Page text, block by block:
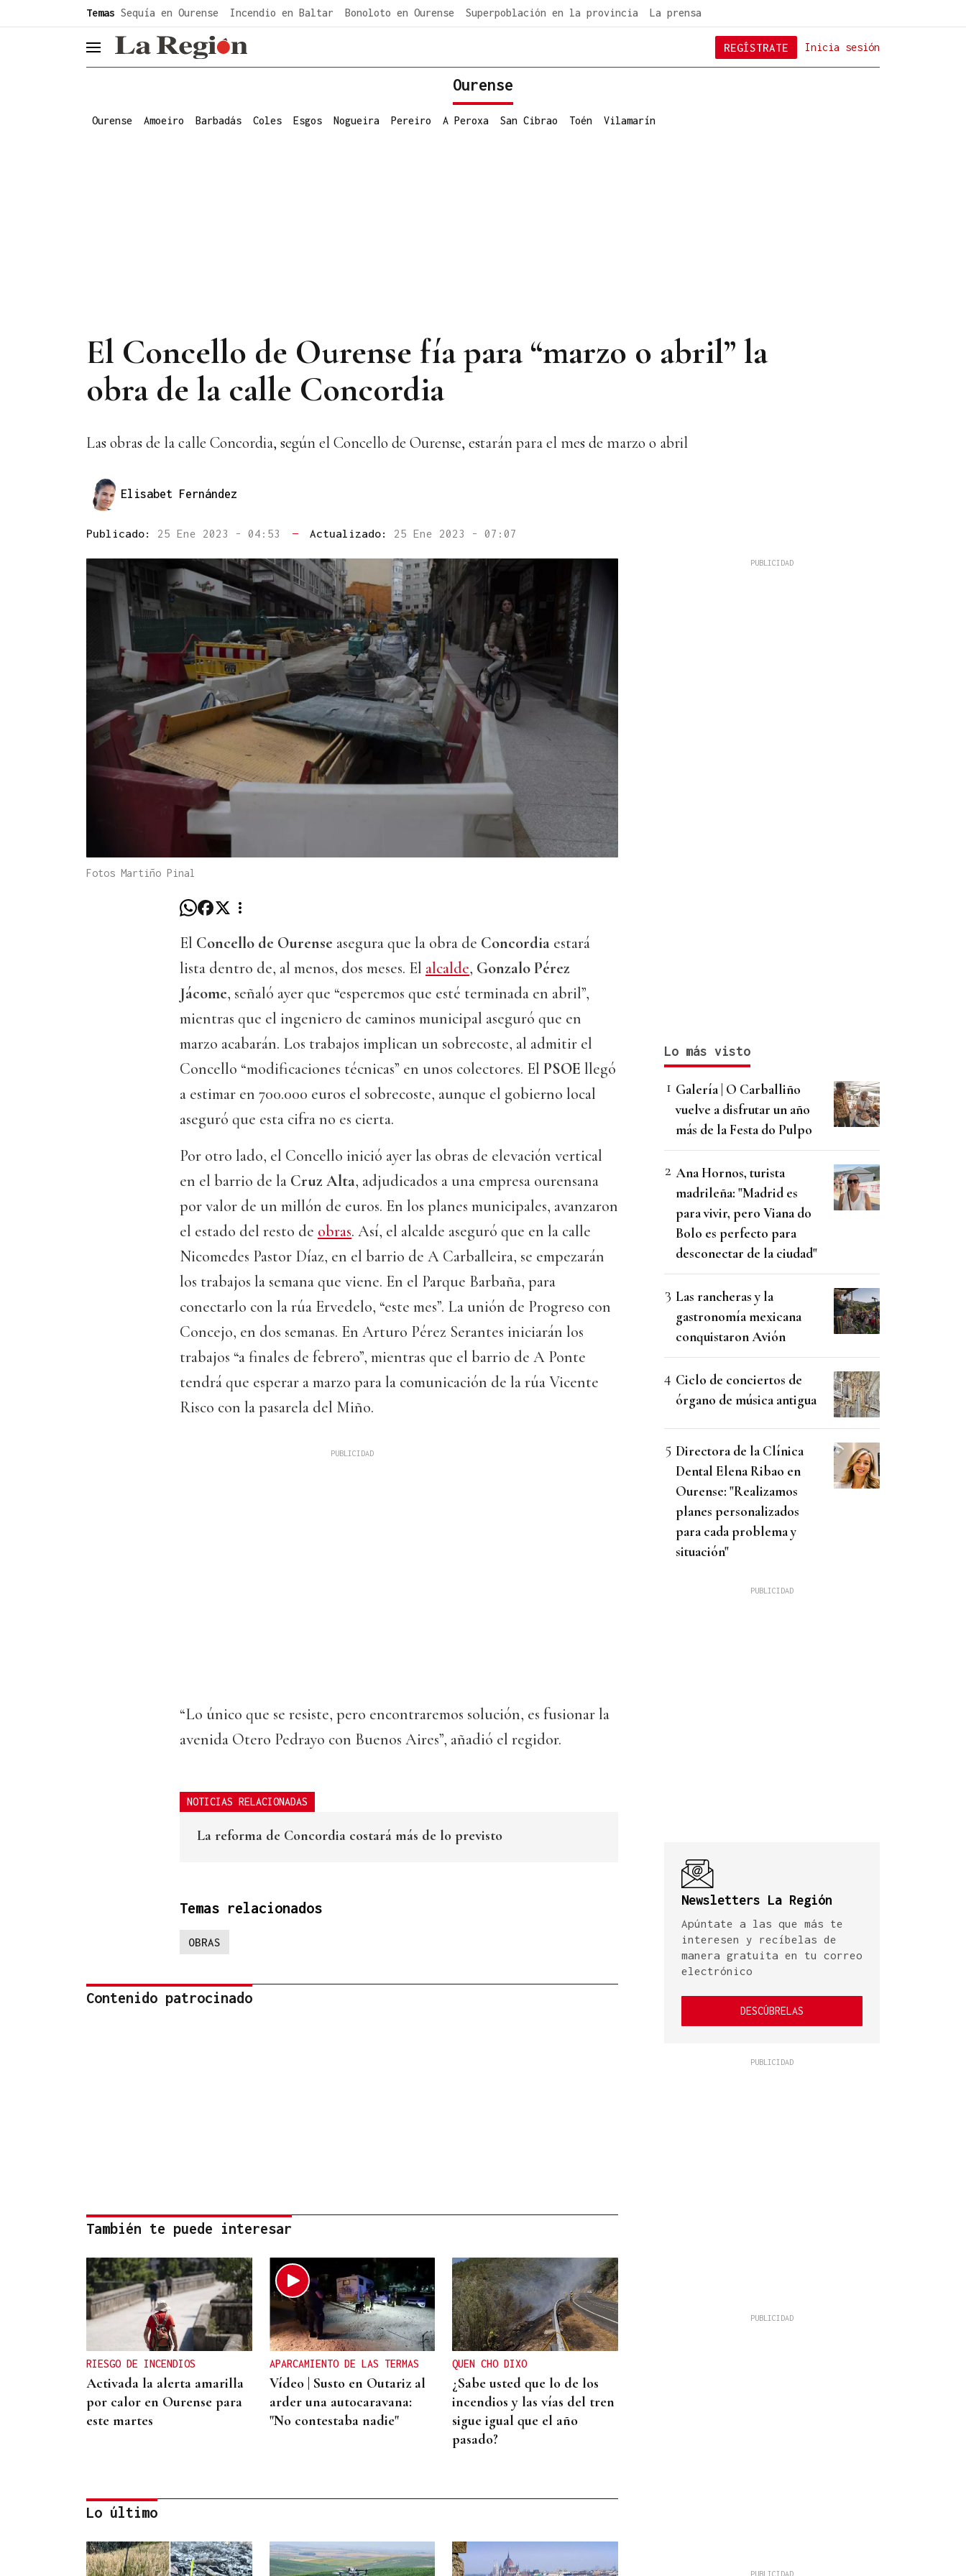
Temas Sequía en Ourense Incendio en Baltar Bonoloto en Ourense Superpoblación en la provincia La prensa
header.menu.open Inicia sesión
REGÍSTRATE
Ourense
Ourense Amoeiro Barbadás Coles Esgos Nogueira Pereiro A Peroxa San Cibrao Toén Vilamarín
El Concello de Ourense fía para “marzo o abril” la
obra de la calle Concordia
Las obras de la calle Concordia, según el Concello de Ourense, estarán para el mes de marzo o abril
Elisabet Fernández
Publicado: 25 Ene 2023 - 04:53 — Actualizado: 25 Ene 2023 - 07:07
Fotos Martiño Pinal
El Concello de Ourense asegura que la obra de Concordia estará
lista dentro de, al menos, dos meses. El alcalde, Gonzalo Pérez
Jácome, señaló ayer que “esperemos que esté terminada en abril”,
mientras que el ingeniero de caminos municipal aseguró que en
marzo acabarán. Los trabajos implican un sobrecoste, al admitir el
Concello “modificaciones técnicas” en unos colectores. El PSOE llegó
a estimar en 700.000 euros el sobrecoste, aunque el gobierno local
aseguró que esta cifra no es cierta.
Por otro lado, el Concello inició ayer las obras de elevación vertical
en el barrio de la Cruz Alta, adjudicados a una empresa ourensana
por valor de un millón de euros. En los planes municipales, avanzaron
el estado del resto de obras. Así, el alcalde aseguró que en la calle
Nicomedes Pastor Díaz, en el barrio de A Carballeira, se empezarán
los trabajos la semana que viene. En el Parque Barbaña, para
conectarlo con la rúa Ervedelo, “este mes”. La unión de Progreso con
Concejo, en dos semanas. En Arturo Pérez Serantes iniciarán los
trabajos “a finales de febrero”, mientras que el barrio de A Ponte
tendrá que esperar a marzo para la comunicación de la rúa Vicente
Risco con la pasarela del Miño.
“Lo único que se resiste, pero encontraremos solución, es fusionar la
avenida Otero Pedrayo con Buenos Aires”, añadió el regidor.
NOTICIAS RELACIONADAS
La reforma de Concordia costará más de lo previsto
Temas relacionados
OBRAS
Contenido patrocinado
También te puede interesar
RIESGO DE INCENDIOS
Activada la alerta amarilla
por calor en Ourense para
este martes
APARCAMIENTO DE LAS TERMAS
Vídeo | Susto en Outariz al
arder una autocaravana:
"No contestaba nadie"
QUEN CHO DIXO
¿Sabe usted que lo de los
incendios y las vías del tren
sigue igual que el año
pasado?
Lo último
Lo más visto
Galería | O Carballiño
vuelve a disfrutar un año
más de la Festa do Pulpo
Ana Hornos, turista
madrileña: "Madrid es
para vivir, pero Viana do
Bolo es perfecto para
desconectar de la ciudad"
Las rancheras y la
gastronomía mexicana
conquistaron Avión
Ciclo de conciertos de
órgano de música antigua
Directora de la Clínica
Dental Elena Ribao en
Ourense: "Realizamos
planes personalizados
para cada problema y
situación"
Newsletters La Región
Apúntate a las que más te
interesen y recíbelas de
manera gratuita en tu correo
electrónico
DESCÚBRELAS